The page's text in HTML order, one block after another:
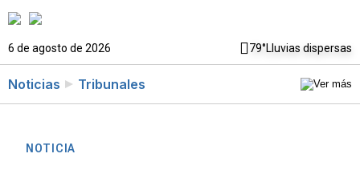
6 de agosto de 2026 79°Lluvias dispersas
Noticias Tribunales
NOTICIA